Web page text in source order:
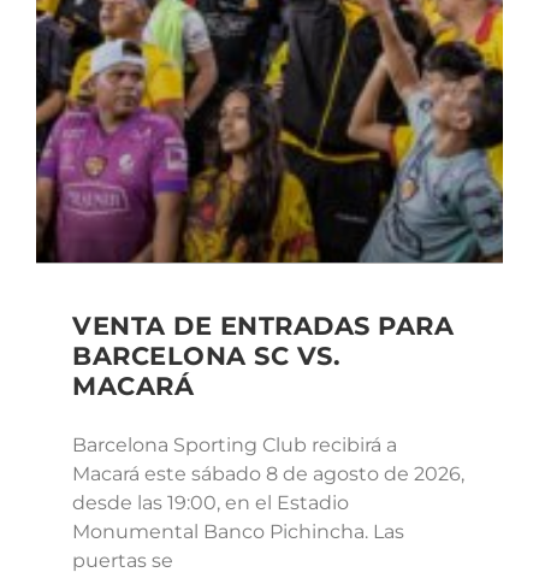
VENTA DE ENTRADAS PARA
BARCELONA SC VS.
MACARÁ
Barcelona Sporting Club recibirá a
Macará este sábado 8 de agosto de 2026,
desde las 19:00, en el Estadio
Monumental Banco Pichincha. Las
puertas se